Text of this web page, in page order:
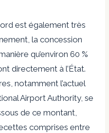
est également très
la concession
qu’environ 60 %
directement à l’État.
notamment l’actuel
Airport Authority, se
de ce montant,
comprises entre